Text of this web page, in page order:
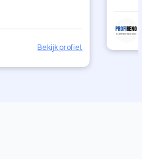
het best spannend
Pro Data Solutions
werkten netjes,
goed op de hoogte
is echt
blij mee.
Bekijk profiel